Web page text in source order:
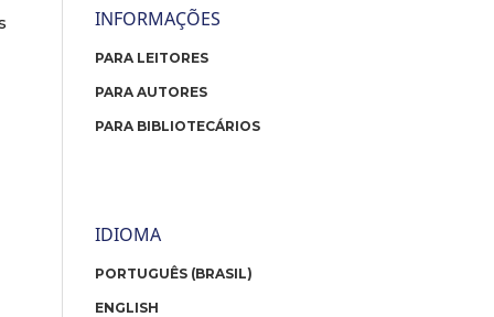
INFORMAÇÕES
PARA LEITORES
PARA AUTORES
PARA BIBLIOTECÁRIOS
IDIOMA
PORTUGUÊS (BRASIL)
ENGLISH